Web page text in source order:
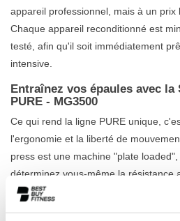
appareil professionnel, mais à un prix
Chaque appareil reconditionné est
testé, afin qu'il soit immédiatement
intensive.
Entraînez vos épaules avec la
PURE - MG3500
Ce qui rend la ligne PURE unique,
l'ergonomie et la liberté de
press est une machine "plate
déterminez vous-même la résistance
libres. Cela vous donne un contrôle